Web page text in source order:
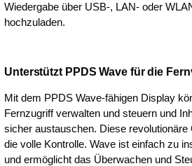
Wiedergabe über USB-, LAN- oder
hochzuladen.
Unterstützt PPDS Wave für die
Mit dem PPDS Wave-fähigen Display
Fernzugriff verwalten und steuern und
sicher austauschen. Diese revolutionäre
die volle Kontrolle. Wave ist einfach zu
und ermöglicht das Überwachen und